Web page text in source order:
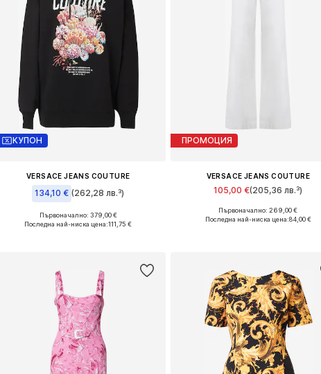
КУПОН
VERSACE JEANS COUTURE
134,10 € (262,28 лв.³)
Налични размери: XS, S, M
Първоначално: 379,00 €
Последна най-ниска цена:111,75 €
ПРОМОЦИЯ
VERSACE JEANS COUTURE
105,00 €(205,36 лв.³)
Налични размери: 27, 29, 30, 31
Първоначално: 269,00 €
Последна най-ниска цена:84,00 €